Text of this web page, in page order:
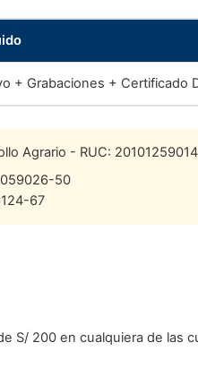
+ Grabaciones + Certificado
Agrario - RUC:
50
67
S/ 200 en cualquiera de las